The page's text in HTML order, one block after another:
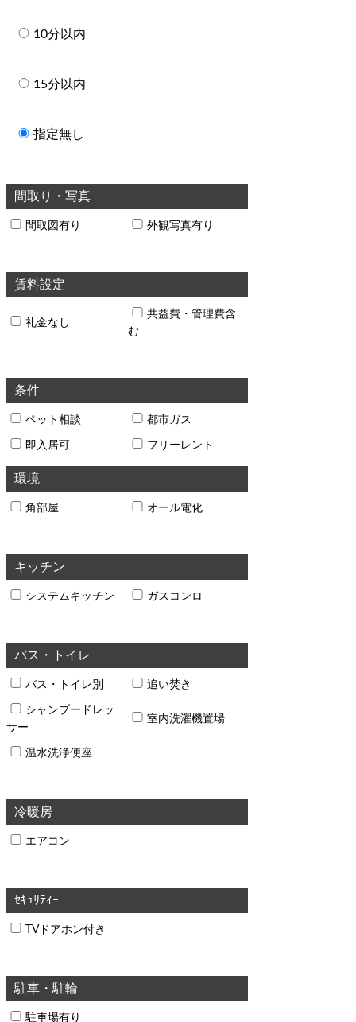
10分以内
15分以内
指定無し
間取り・写真
間取図有り 外観写真有り
賃料設定
礼金なし
共益費・管理費含
む
条件
ペット相談 都市ガス
即入居可 フリーレント
環境
角部屋 オール電化
キッチン
システムキッチン ガスコンロ
バス・トイレ
バス・トイレ別 追い焚き
シャンプードレッ
サー
室内洗濯機置場
温水洗浄便座
冷暖房
エアコン
ｾｷｭﾘﾃｨｰ
TVドアホン付き
駐車・駐輪
駐車場有り